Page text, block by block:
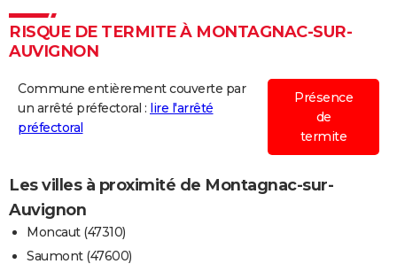
RISQUE DE TERMITE À MONTAGNAC-SUR-
AUVIGNON
Commune entièrement couverte par
un arrêté préfectoral : lire l'arrêté
préfectoral
Présence
de
termite
Les villes à proximité de Montagnac-sur-
Auvignon
Moncaut (47310)
Saumont (47600)